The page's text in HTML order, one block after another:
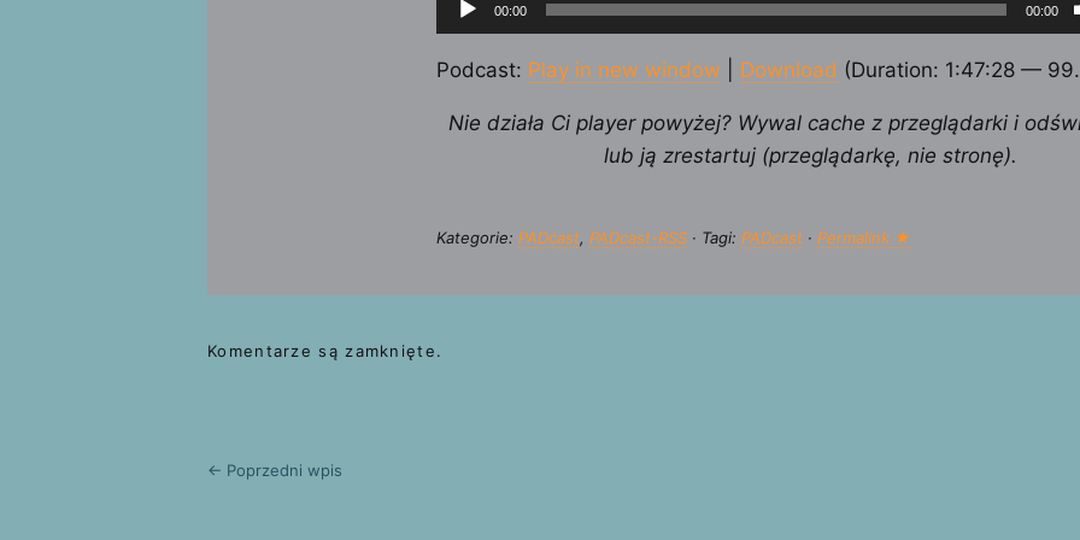
plików
dźwiękowych
00:00 00:00
Podcast: Play in new window Download (Duration: 1:47:28 —
Nie działa Ci player powyżej? Wywal cache z przeglądarki i
lub ją zrestartuj (przeglądarkę, nie stronę).
Kategorie: PADcast, PADcast-RSS · Tagi: PADcast · Permalink ★
Komentarze są zamknięte.
← Poprzedni wpis